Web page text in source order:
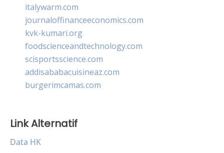
italywarm.com
journaloffinanceeconomics.com
kvk-kumari.org
foodscienceandtechnology.com
scisportsscience.com
addisababacuisineaz.com
burgerimcamas.com
Link Alternatif
Data HK